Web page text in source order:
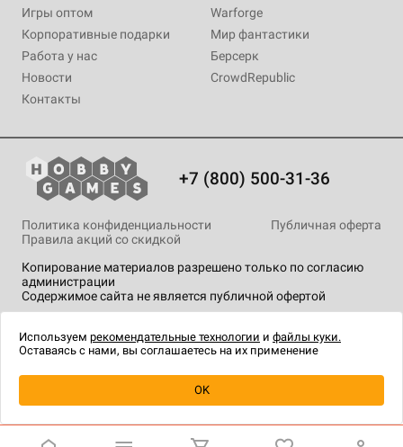
Купить
Игры оптом
Корпоративные подарки
Работа у нас
Новости
Контакты
Warforge
Мир фантастики
Берсерк
CrowdRepublic
+7 (800) 500-31-36
Копирование материалов разрешено только по согласию
администрации
Содержимое сайта не является публичной офертой
Политика конфиденциальности
Публичная оферта
Правила акций со скидкой
технологии.
Используем рекомендательные технологии и файлы куки.
Оставаясь с нами, вы соглашаетесь на их применение
OK